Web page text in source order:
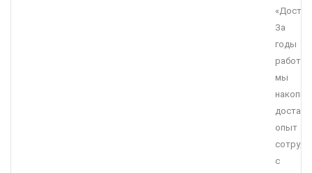
За
годы
работы
мы
опыт
с